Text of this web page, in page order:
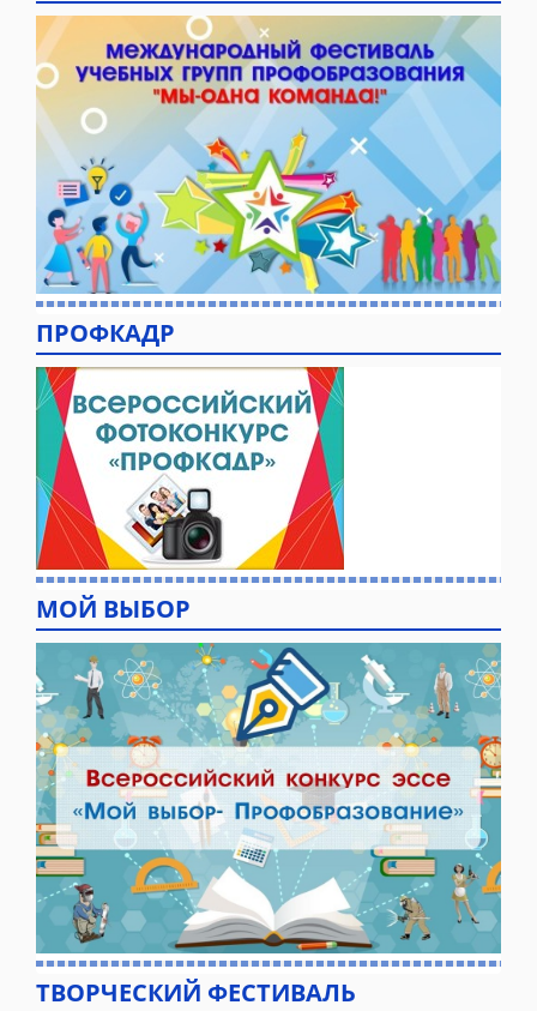
ПРОФКАДР
МОЙ ВЫБОР
ТВОРЧЕСКИЙ ФЕСТИВАЛЬ